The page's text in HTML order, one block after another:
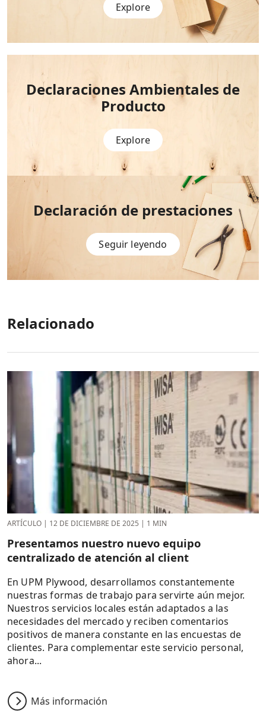
Explore
Declaraciones Ambientales de
Producto
Explore
Declaración de prestaciones
Seguir leyendo
Relacionado
ARTÍCULO | 12 DE DICIEMBRE DE 2025 | 1 MIN
Presentamos nuestro nuevo equipo
centralizado de atención al client
En UPM Plywood, desarrollamos constantemente
nuestras formas de trabajo para servirte aún mejor.
Nuestros servicios locales están adaptados a las
necesidades del mercado y reciben comentarios
positivos de manera constante en las encuestas de
clientes. Para complementar este servicio personal,
ahora...
Más información